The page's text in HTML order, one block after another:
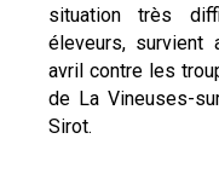
situation très
éleveurs,
avril contre les
de La Vineuses-
Sirot.